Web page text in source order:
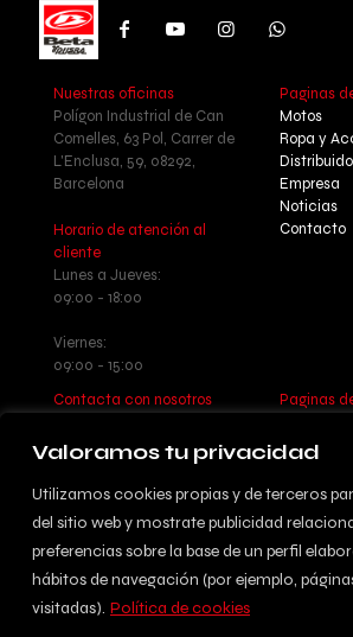
Valoramos tu privacidad
Utilizamos cookies propias y de terceros
del sitio web y mostrate publicidad
preferencias sobre la base de un perfil
hábitos de navegación (por ejemplo,
visitadas). Política de cookies
Nuestras oficinas
Polígon Industrial de Can
Comelles, 63 Pol, Carrer de
L'Enclusa, 59, 08292,
Barcelona
Horario de atención al
cliente
Lunes a Jueves:
09:00 - 18:00
Viernes:
09:00 - 15:00
Paginas
Motos
Ropa y
Empresa
Noticias
Contacto
Contacta con nosotros
Escribenos:
info@betatrueba.com
Paginas
privacidad
Sitemap
INFORMÀTICA ACTIVA S.L.